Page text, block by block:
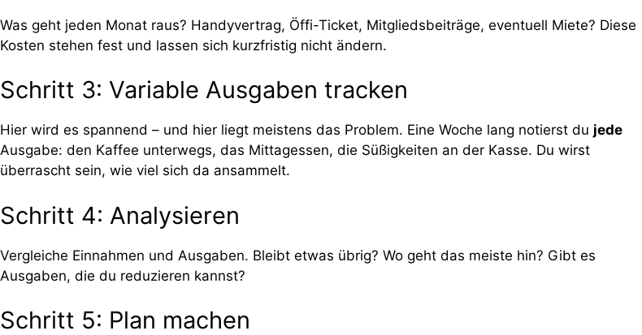
Was geht jeden Monat raus? Handyvertrag, Öffi-Ticket, Mitgliedsbeiträge, eventuell Miete? Diese
Kosten stehen fest und lassen sich kurzfristig nicht ändern.
Schritt 3: Variable Ausgaben tracken
Hier wird es spannend – und hier liegt meistens das Problem. Eine Woche lang notierst du jede
Ausgabe: den Kaffee unterwegs, das Mittagessen, die Süßigkeiten an der Kasse. Du wirst
überrascht sein, wie viel sich da ansammelt.
Schritt 4: Analysieren
Vergleiche Einnahmen und Ausgaben. Bleibt etwas übrig? Wo geht das meiste hin? Gibt es
Ausgaben, die du reduzieren kannst?
Schritt 5: Plan machen